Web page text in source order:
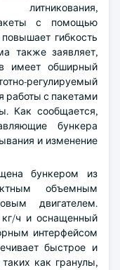
литникования,
с помощью
гибкость
также заявляет,
имеет обширный
регулируемый
работы с пакетами
Как сообщается,
бункера
и изменение
бункером из
объемным
двигателем.
ч и оснащенный
интерфейсом
быстрое и
как гранулы,